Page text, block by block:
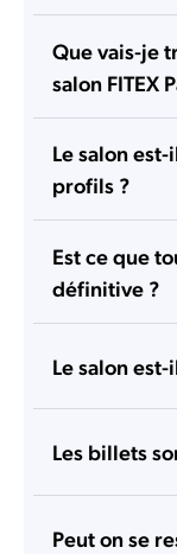
Que vais-je
salon FITEX
Le salon
profils ?
Est ce que
définitive ?
Le salon
Les billets
Peut on se